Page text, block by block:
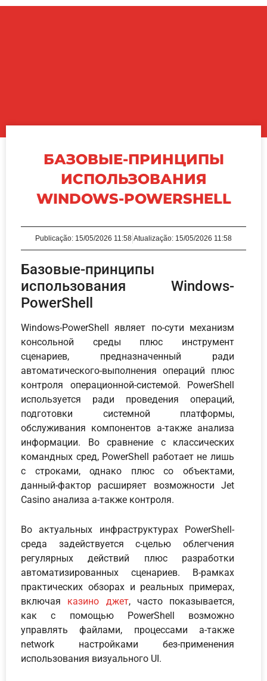
БАЗОВЫЕ-ПРИНЦИПЫ
ИСПОЛЬЗОВАНИЯ
WINDOWS-POWERSHELL
Publicação: 15/05/2026 11:58 Atualização: 15/05/2026 11:58
Базовые-принципы
использования Windows-
PowerShell
Windows-PowerShell являет по-сути механизм
консольной среды плюс инструмент
сценариев, предназначенный ради
автоматического-выполнения операций плюс
контроля операционной-системой. PowerShell
используется ради проведения операций,
подготовки системной платформы,
обслуживания компонентов а-также анализа
информации. Во сравнение с классических
командных сред, PowerShell работает не лишь
с строками, однако плюс со объектами,
данный-фактор расширяет возможности Jet
Casino анализа а-также контроля.
Во актуальных инфраструктурах PowerShell-
среда задействуется с-целью облегчения
регулярных действий плюс разработки
автоматизированных сценариев. В-рамках
практических обзорах и реальных примерах,
включая казино джет, часто показывается,
как с помощью PowerShell возможно
управлять файлами, процессами а-также
network настройками без-применения
использования визуального UI.